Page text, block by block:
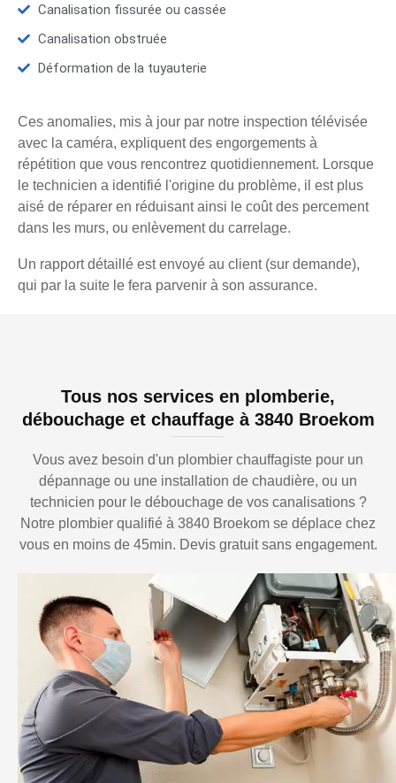
Canalisation fissurée ou cassée
Canalisation obstruée
Déformation de la tuyauterie
Ces anomalies, mis à jour par notre inspection télévisée
avec la caméra, expliquent des engorgements à
répétition que vous rencontrez quotidiennement. Lorsque
le technicien a identifié l'origine du problème, il est plus
aisé de réparer en réduisant ainsi le coût des percement
dans les murs, ou enlèvement du carrelage.
Un rapport détaillé est envoyé au client (sur demande),
qui par la suite le fera parvenir à son assurance.
Tous nos services en plomberie,
débouchage et chauffage à 3840 Broekom
Vous avez besoin d'un plombier chauffagiste pour un
dépannage ou une installation de chaudière, ou un
technicien pour le débouchage de vos canalisations ?
Notre plombier qualifié à 3840 Broekom se déplace chez
vous en moins de 45min. Devis gratuit sans engagement.